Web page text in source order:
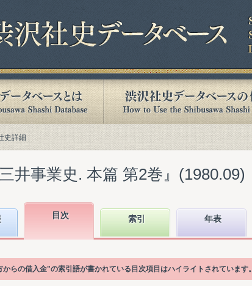
史詳細
井事業史. 本篇 第2巻』(1980.09)
目次 索引 年表
らの借入金"の索引語が書かれている目次項目はハイライトされています。